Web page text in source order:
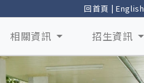
回首頁 | English
相關資訊 招生資訊